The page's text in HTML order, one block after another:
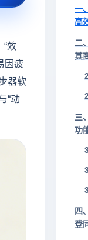
效
因疲
器软
“动
一
高
二
其
三
功
四
登